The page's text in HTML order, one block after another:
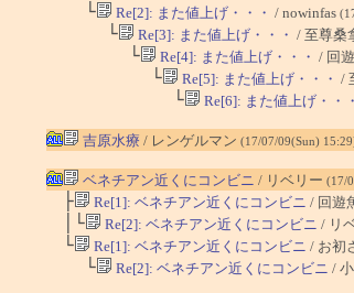
└ Re[2]: また値上げ・・・ / nowinfas
└ Re[3]: また値上げ・・・ / 至尊桑
└ Re[4]: また値上げ・・・ / 回
└ Re[5]: また値上げ・・・ /
└ Re[6]: また値上げ・・・
吉原水療 / レンゲルマン (17/07/09(Sun)
ベネチアン近くにコンビニ / リベリー (17/
├ Re[1]: ベネチアン近くにコンビニ / 回遊
│└ Re[2]: ベネチアン近くにコンビニ / リ
└ Re[1]: ベネチアン近くにコンビニ / お初
└ Re[2]: ベネチアン近くにコンビニ /